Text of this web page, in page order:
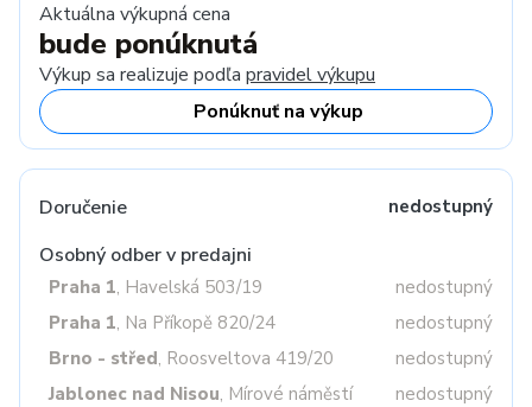
Aktuálna výkupná cena
bude ponúknutá
Výkup sa realizuje podľa pravidel výkupu
Ponúknuť na výkup
Doručenie nedostupný
Osobný odber v predajni
Praha 1, Havelská 503/19
nedostupný
Praha 1, Na Příkopě 820/24
nedostupný
Brno - střed, Roosveltova 419/20
nedostupný
Jablonec nad Nisou, Mírové náměstí
nedostupný